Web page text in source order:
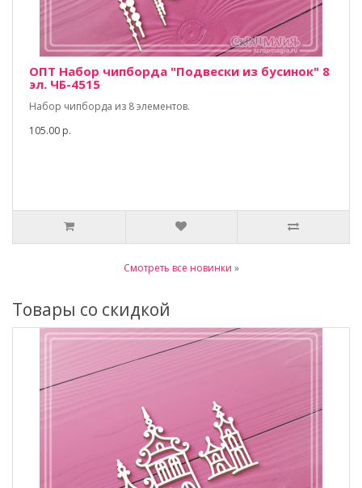
ОПТ Набор чипборда "Подвески из бусинок" 8
эл. ЧБ-4515
Набор чипборда из 8 элементов.
105.00 р.
Смотреть все новинки »
Товары со скидкой